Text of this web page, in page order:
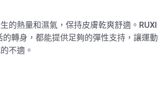
的熱量和濕氣，保持皮膚乾爽舒適。RUXI
轉身，都能提供足夠的彈性支持，讓運動
不適。